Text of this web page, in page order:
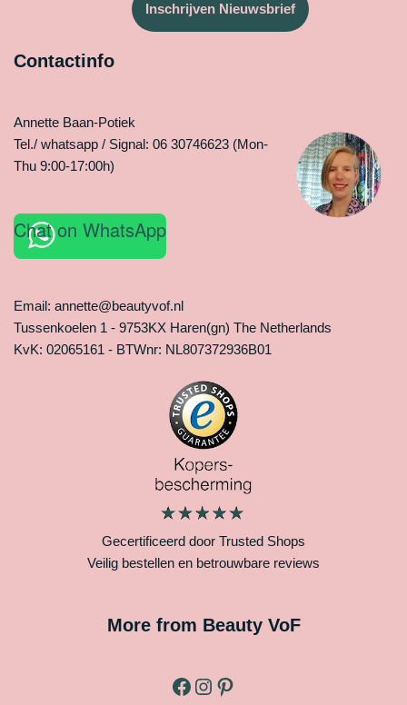
Inschrijven Nieuwsbrief
Contactinfo
Annette Baan-Potiek
Tel./ whatsapp / Signal: 06 30746623 (Mon-
Thu 9:00-17:00h)
Chat on WhatsApp
Email: annette@beautyvof.nl
Tussenkoelen 1 - 9753KX Haren(gn) The Netherlands
KvK: 02065161 - BTWnr: NL807372936B01
Gecertificeerd door Trusted Shops
Veilig bestellen en betrouwbare reviews
More from Beauty VoF